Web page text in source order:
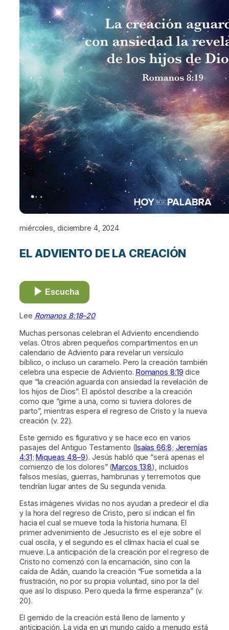
miércoles, diciembre 4, 2024
EL ADVIENTO DE LA CREACIÓN
Escucha
Lee Romanos 8:18–20
Muchas personas celebran el Adviento encendiendo
velas. Otros abren pequeños compartimentos en un
calendario de Adviento para revelar un versículo
bíblico, o incluso un caramelo. Pero la creación también
celebra una especie de Adviento. Romanos 8:19 dice
que “la creación aguarda con ansiedad la revelación de
los hijos de Dios”. El apóstol describe a la creación
como que “gime a una, como si tuviera dolores de
parto”, mientras espera el regreso de Cristo y la nueva
creación (v. 22).
Este gemido es figurativo y se hace eco en varios
pasajes del Antiguo Testamento (Isaías 66:8; Jeremías
4:31;Miqueas 4:8–9). Jesús habló que “será apenas el
comienzo de los dolores” (Marcos 13:8), incluidos
falsos mesías, guerras, hambrunas y terremotos que
tendrían lugar antes de Su segunda venida.
Estas imágenes vívidas no nos ayudan a predecir el día
y la hora del regreso de Cristo, pero sí indican el fin
hacia el cual se mueve toda la historia humana. El
primer advenimiento de Jesucristo es el eje sobre el
cual oscila, y el segundo es el clímax hacia el cual se
mueve. La anticipación de la creación por el regreso de
Cristo no comenzó con la encarnación, sino con la
caída de Adán, cuando la creación “Fue sometida a la
frustración, no por su propia voluntad, sino por la del
que así lo dispuso. Pero queda la firme esperanza” (v.
20).
El gemido de la creación está lleno de lamento y
anticipación. La vida en un mundo caído a menudo está